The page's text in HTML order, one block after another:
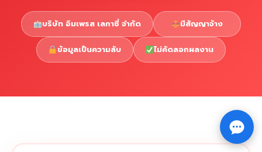
Copyright © 2026 รับทำวิจัย รับทำวิทยานิพนธ์ รับทำ⇧
บริษัท อิมเพรส เลกาซี่ จำกัด มีสัญญาจ้าง
ข้อมูลเป็นความลับ ไม่คัดลอกผลงาน